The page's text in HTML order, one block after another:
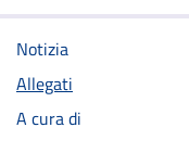
Notizia
Allegati
A cura di